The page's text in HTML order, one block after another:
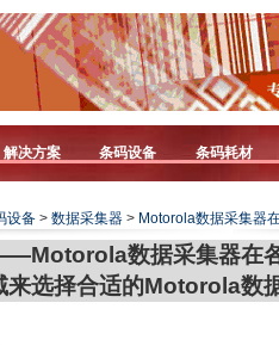
解决方案 条码设备 条码耗材
设备 > 数据采集器 > Motorola数据采集器
数据采集器在
来选择合适的Motorola数